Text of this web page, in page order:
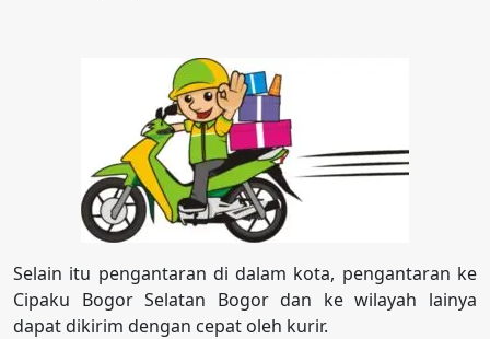
Selain itu pengantaran di dalam kota, pengantaran ke
Cipaku Bogor Selatan Bogor dan ke wilayah lainya
dapat dikirim dengan cepat oleh kurir.